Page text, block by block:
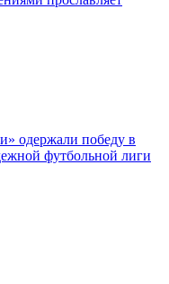
одержали победу в
футбольной лиги